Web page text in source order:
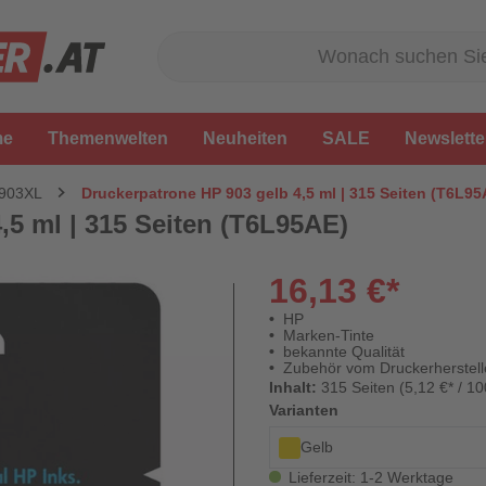
Themenwelten Neuheiten SALE
Druckerpatrone HP 903 gelb 4,5 ml | 315 Seiten
ml | 315 Seiten (T6L95AE)
16,13 €*
HP
Marken-Tinte
bekannte Qualität
Zubehör vom
Inhalt: 315 Seiten (5,12 €* /
Varianten
Gelb
Lieferzeit: 1-2 Werktage